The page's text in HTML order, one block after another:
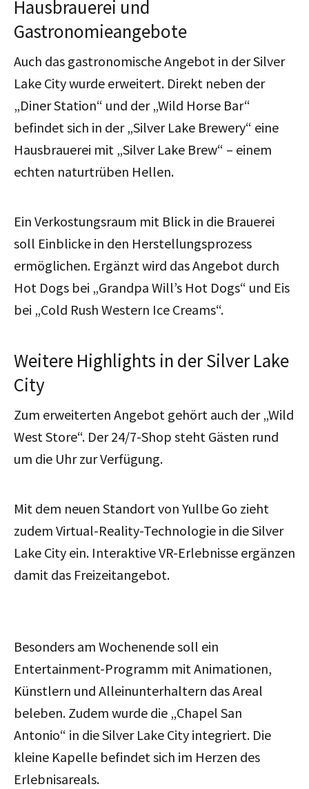
Hausbrauerei und
Gastronomieangebote
Auch das gastronomische Angebot in der Silver
Lake City wurde erweitert. Direkt neben der
„Diner Station“ und der „Wild Horse Bar“
befindet sich in der „Silver Lake Brewery“ eine
Hausbrauerei mit „Silver Lake Brew“ – einem
echten naturtrüben Hellen.
Ein Verkostungsraum mit Blick in die Brauerei
soll Einblicke in den Herstellungsprozess
ermöglichen. Ergänzt wird das Angebot durch
Hot Dogs bei „Grandpa Will’s Hot Dogs“ und Eis
bei „Cold Rush Western Ice Creams“.
Weitere Highlights in der Silver Lake
City
Zum erweiterten Angebot gehört auch der „Wild
West Store“. Der 24/7-Shop steht Gästen rund
um die Uhr zur Verfügung.
Mit dem neuen Standort von Yullbe Go zieht
zudem Virtual-Reality-Technologie in die Silver
Lake City ein. Interaktive VR-Erlebnisse ergänzen
damit das Freizeitangebot.
Besonders am Wochenende soll ein
Entertainment-Programm mit Animationen,
Künstlern und Alleinunterhaltern das Areal
beleben. Zudem wurde die „Chapel San
Antonio“ in die Silver Lake City integriert. Die
kleine Kapelle befindet sich im Herzen des
Erlebnisareals.